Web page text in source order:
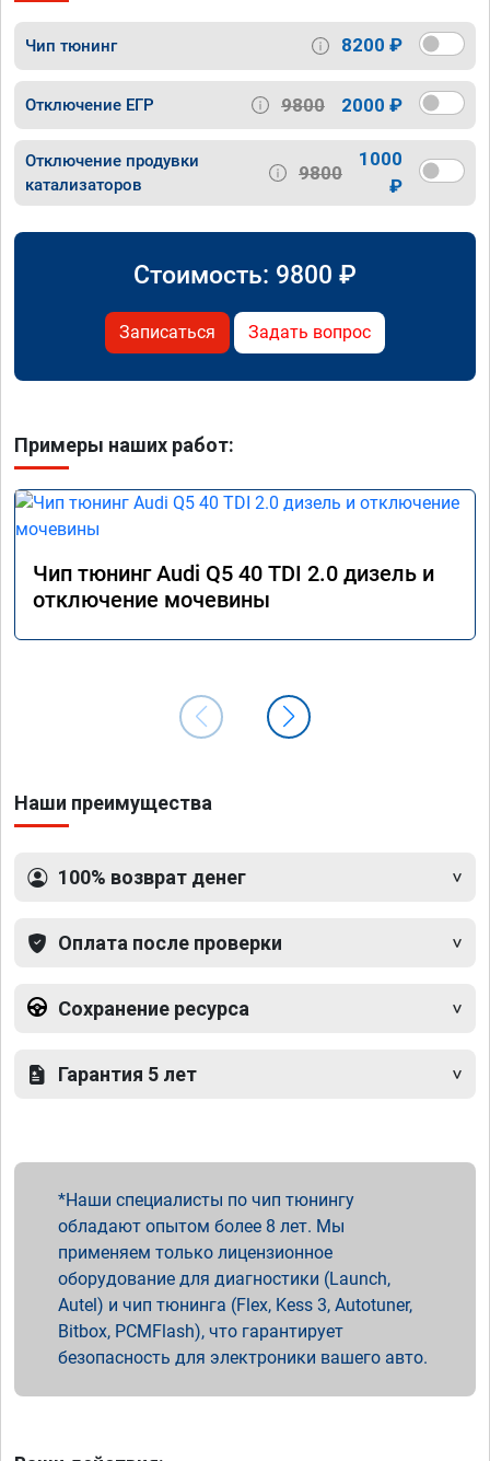
Чип тюнинг 8200 ₽
Отключение ЕГР 9800 2000 ₽
Отключение продувки
катализаторов
9800
1000
₽
Стоимость: 9800 ₽
Записаться Задать вопрос
Примеры наших работ:
Чип тюнинг Audi Q5 40 TDI 2.0 дизель и
отключение мочевины
Наши преимущества
100% возврат денег
Оплата после проверки
Сохранение ресурса
Гарантия 5 лет
Наши специалисты по чип тюнингу
обладают опытом более 8 лет. Мы
применяем только лицензионное
оборудование для диагностики (Launch,
Autel) и чип тюнинга (Flex, Kess 3, Autotuner,
Bitbox, PCMFlash), что гарантирует
безопасность для электроники вашего авто.